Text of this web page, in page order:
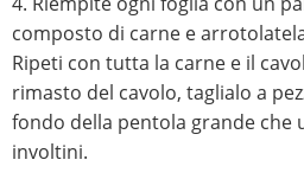
composto di carne e
Ripeti con tutta la carne e il
rimasto del cavolo, taglialo a
fondo della pentola grande che
involtini.